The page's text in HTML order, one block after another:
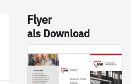
Fly­er
als Down­load